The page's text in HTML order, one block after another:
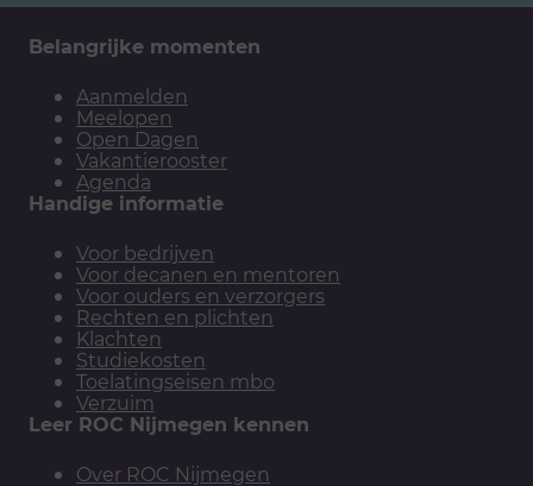
Belangrijke momenten
Aanmelden
Meelopen
Open Dagen
Vakantierooster
Agenda
Handige informatie
Voor bedrijven
Voor decanen en mentoren
Voor ouders en verzorgers
Rechten en plichten
Klachten
Studiekosten
Toelatingseisen mbo
Verzuim
Leer ROC Nijmegen kennen
Over ROC Nijmegen